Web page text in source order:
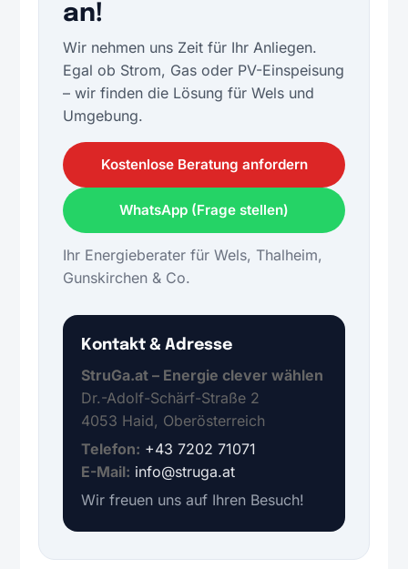
an!
Wir nehmen uns Zeit für Ihr Anliegen.
Egal ob Strom, Gas oder PV-Einspeisung
– wir finden die Lösung für Wels und
Umgebung.
Kostenlose Beratung anfordern
WhatsApp (Frage stellen)
Ihr Energieberater für Wels, Thalheim,
Gunskirchen & Co.
Kontakt & Adresse
StruGa.at – Energie clever wählen
Dr.-Adolf-Schärf-Straße 2
4053 Haid, Oberösterreich
Telefon: +43 7202 71071
E-Mail: info@struga.at
Wir freuen uns auf Ihren Besuch!